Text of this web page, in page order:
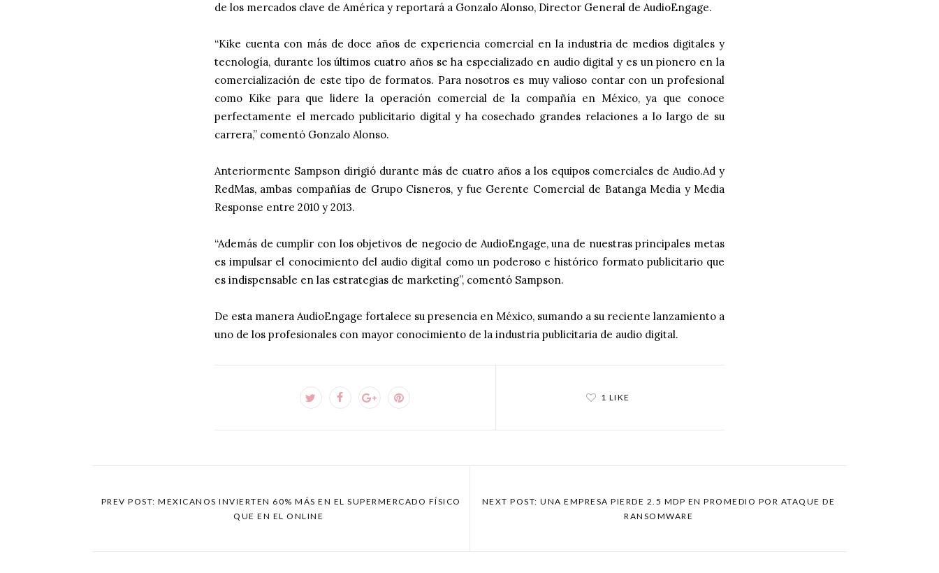
de los mercados clave de América y reportará a Gonzalo Alonso, Director General de AudioEngage.
“Kike cuenta con más de doce años de experiencia comercial en la industria de medios digitales y
tecnología, durante los últimos cuatro años se ha especializado en audio digital y es un pionero en la
comercialización de este tipo de formatos. Para nosotros es muy valioso contar con un profesional
como Kike para que lidere la operación comercial de la compañía en México, ya que conoce
perfectamente el mercado publicitario digital y ha cosechado grandes relaciones a lo largo de su
carrera,” comentó Gonzalo Alonso.
Anteriormente Sampson dirigió durante más de cuatro años a los equipos comerciales de Audio.Ad y
RedMas, ambas compañías de Grupo Cisneros, y fue Gerente Comercial de Batanga Media y Media
Response entre 2010 y 2013.
“Además de cumplir con los objetivos de negocio de AudioEngage, una de nuestras principales metas
es impulsar el conocimiento del audio digital como un poderoso e histórico formato publicitario que
es indispensable en las estrategias de marketing”, comentó Sampson.
De esta manera AudioEngage fortalece su presencia en México, sumando a su reciente lanzamiento a
uno de los profesionales con mayor conocimiento de la industria publicitaria de audio digital.
1 LIKE
PREV POST: MEXICANOS INVIERTEN 60% MÁS EN EL SUPERMERCADO FÍSICO
QUE EN EL ONLINE
NEXT POST: UNA EMPRESA PIERDE 2.5 MDP EN PROMEDIO POR ATAQUE DE
RANSOMWARE